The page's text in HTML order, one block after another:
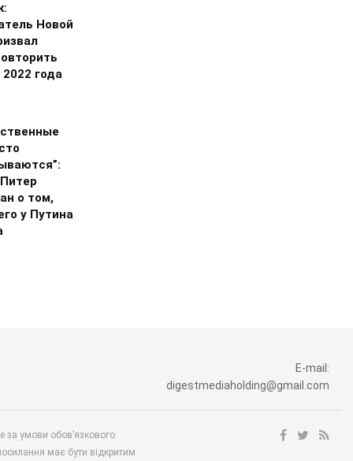
Новой
года
о том,
у Путина
E-mail:
digestmediaholding@gmail.com
за умови обов’язкового
має бути відкритим